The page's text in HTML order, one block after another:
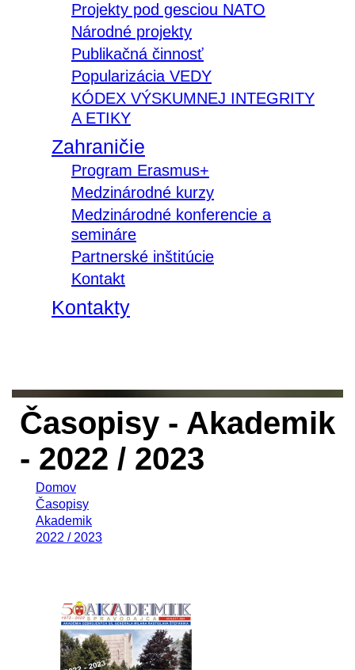
Projekty pod gesciou NATO
Národné projekty
Publikačná činnosť
Popularizácia VEDY
KÓDEX VÝSKUMNEJ INTEGRITY
A ETIKY
Zahraničie
Program Erasmus+
Medzinárodné kurzy
Medzinárodné konferencie a
semináre
Partnerské inštitúcie
Kontakt
Kontakty
Časopisy - Akademik
- 2022 / 2023
Domov
Časopisy
Akademik
2022 / 2023